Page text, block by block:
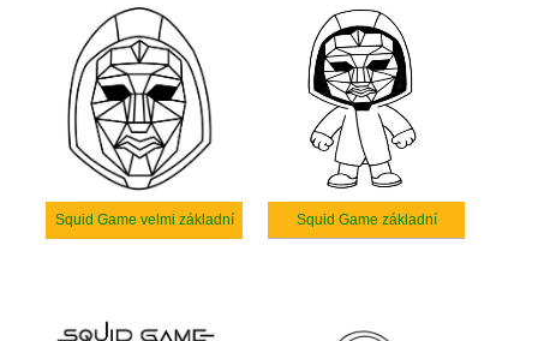
Squid Game velmi základní Squid Game základní